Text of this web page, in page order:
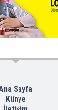
Sayfa
Künye